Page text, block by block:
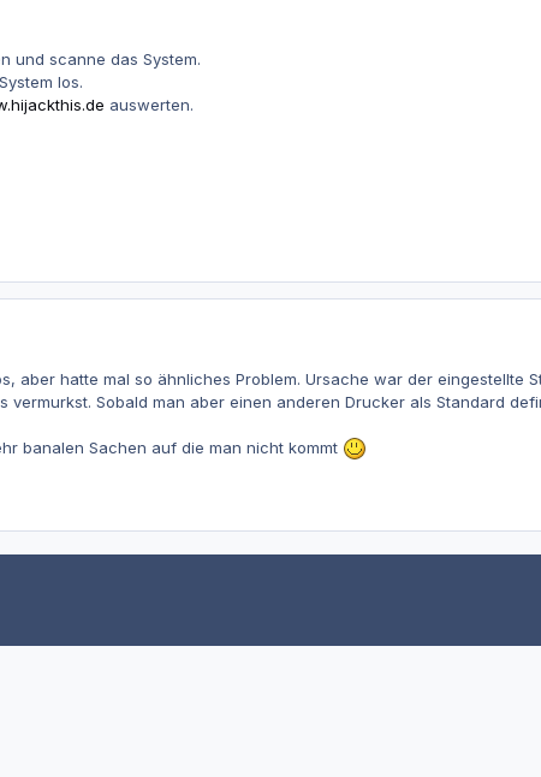
und scanne das System.
los.
auswerten.
aber hatte mal so ähnliches Problem. Ursache war der eingestellte
Sobald man aber einen anderen Drucker als Standard
banalen Sachen auf die man nicht kommt